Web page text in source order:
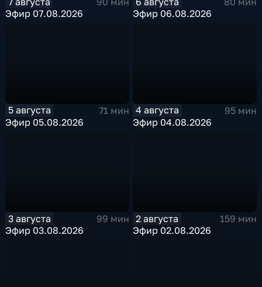
Эфир 07.08.2026
Эфир 06.08.2026
5 августа
71 мин
Эфир 05.08.2026
4 августа
95 мин
Эфир 04.08.2026
3 августа
99 мин
Эфир 03.08.2026
2 августа
159 мин
Эфир 02.08.2026